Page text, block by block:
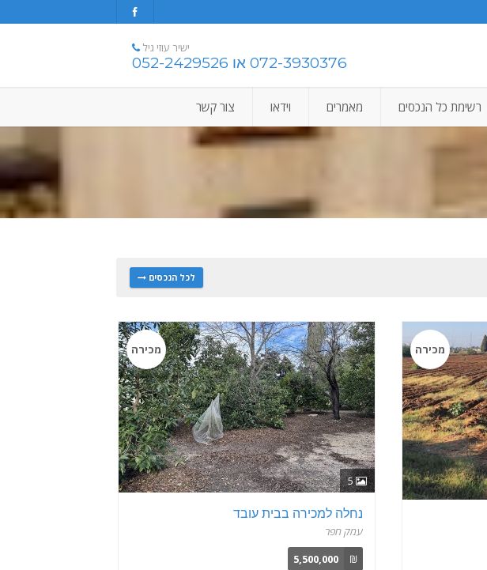
ישיר עוזי גיל
072-3930376 או 052-2429526
רשימת כל הנכסים מאמרים וידאו צור קשר
לכל הנכסים
5
מכירה
נחלה למכירה בבית עובד
עמק חפר
₪
5,500,000
מכירה